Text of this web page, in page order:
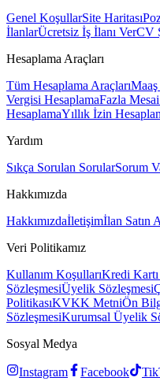
Genel KoşullarSite Haritası
İlanlarÜcretsiz İş İlanı VerCV
Hesaplama Araçları
Tüm Hesaplama AraçlarıMaaş
Vergisi HesaplamaFazla
HesaplamaYıllık İzin
Yardım
Sıkça Sorulan SorularSorum
Hakkımızda
Hakkımızdaİletişimİlan Satın
Veri Politikamız
Kullanım KoşullarıKredi
SözleşmesiÜyelik Sözleşmesi
PolitikasıKVKK MetniÖn
SözleşmesiKurumsal Üyelik
Sosyal Medya
Instagram Facebook